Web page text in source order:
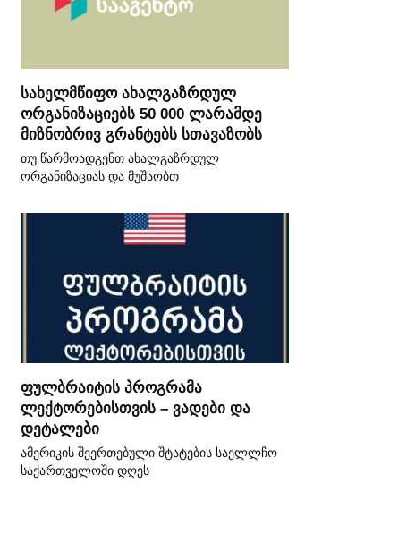
სახელმწიფო ახალგაზრდულ
ორგანიზაციებს 50 000 ლარამდე
მიზნობრივ გრანტებს სთავაზობს
თუ წარმოადგენთ ახალგაზრდულ
ორგანიზაციას და მუშაობთ
ფულბრაიტის პროგრამა
ლექტორებისთვის – ვადები და
დეტალები
ამერიკის შეერთებული შტატების საელლჩო
საქართველოში დღეს